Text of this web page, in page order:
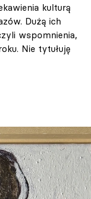
kulturą
Dużą ich
wspomnienia,
Nie tytułuję